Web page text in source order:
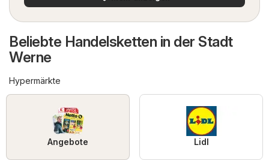
Beliebte Handelsketten in der Stadt
Werne
Hypermärkte
Angebote Lidl